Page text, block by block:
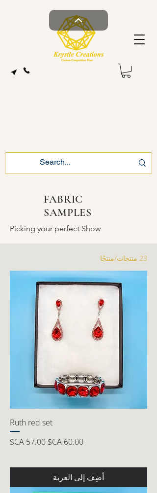
FABRIC
SAMPLES
Picking your perfect Show
23 منتجات/منتجًا
Ruth red set
سعر عادي سعر البيع
أضِف إلى العربة